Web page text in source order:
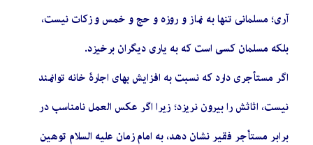
آری؛ مسلمانی تنها به نماز و روزه و حج و خمس و زكات نیست،
بلكه مسلمان كسی است كه به یاری دیگران برخیزد.
اگر مستأجری دارد كه نسبت به افزایش بهای اجارۀ خانه توانمند
نیست، اثاثش را بیرون نریزد؛ زیرا اگر عكس العمل نامناسب در
برابر مستأجر فقیر نشان دهد، به امام زمان علیه السلام توهین